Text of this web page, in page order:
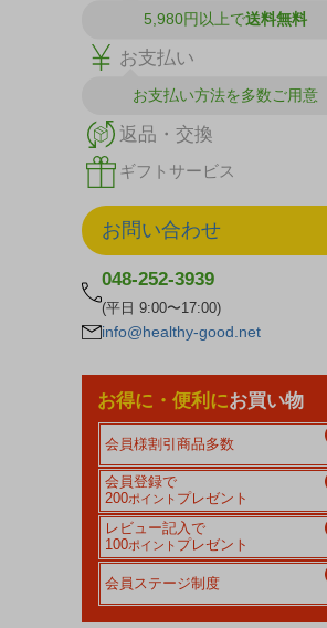
5,980円以上で送料無料
お支払い
お支払い方法を多数ご用意
返品・交換
ギフトサービス
お問い合わせ
048-252-3939
(平日 9:00〜17:00)
info@healthy-good.net
お得に・便利にお買い物
会員様割引商品多数
会員登録で
200ポイント プレゼント
レビュー記入で
100ポイント プレゼント
会員ステージ制度